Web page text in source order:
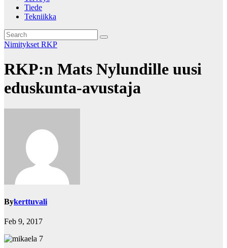
Tiede
Tekniikka
Nimitykset RKP
RKP:n Mats Nylundille uusi
eduskunta-avustaja
Bykerttuvali
Feb 9, 2017